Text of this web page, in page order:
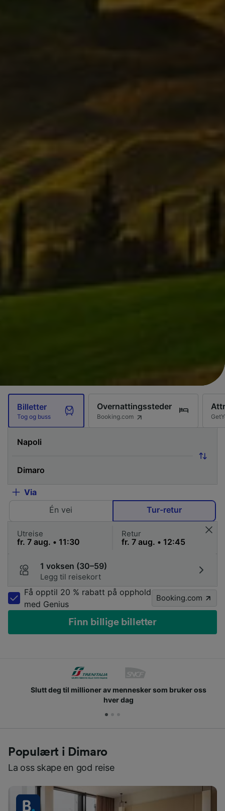
Billetter
Tog og buss
Overnattingssteder
Booking.com
Via
Én vei
Tur-retur
Utreise Retur
1 voksen (30–59)
Legg til reisekort
Få opptil 20 % rabatt på opphold
med Genius
Booking.com
Finn billige billetter
Slutt deg til millioner av mennesker som bruker oss
hver dag
Populært i Dimaro
La oss skape en god reise